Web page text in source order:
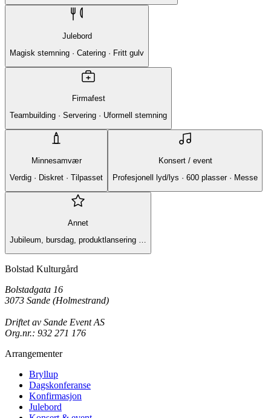
Julebord
Magisk stemning · Catering · Fritt gulv
Firmafest
Teambuilding · Servering · Uformell stemning
Minnesamvær
Verdig · Diskret · Tilpasset
Konsert / event
Profesjonell lyd/lys · 600 plasser · Messe
Annet
Jubileum, bursdag, produktlansering …
Bolstad Kulturgård
Bolstadgata 16
3073 Sande (Holmestrand)
Driftet av Sande Event AS
Org.nr.: 932 271 176
Arrangementer
Bryllup
Dagskonferanse
Konfirmasjon
Julebord